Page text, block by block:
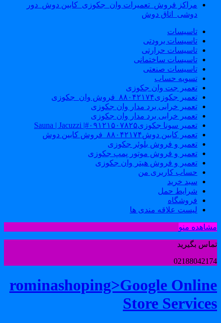
مراکز فروش_تعمیرات وان_جکوزی_کابین دوش_دور
دوشی_اتاق دوش
تاسیسات
تاسیسات برودتی
تاسیسات حرارتی
تاسیسات ساختمانی
تاسیسات صنعتی
تسویه حساب
تعمیر جت وان جکوزی
تعمیر جکوزی۸۸۰۴۲۱۷۴_فروش وان_جکوزی
تعمیر خرابی برد مدار وان جکوزی
تعمیر خرابی برد مدار وان جکوزی
تعمیر سونا جکوزی۰۹۱۲۱۵۰۷۸۲۵#| Sauna | Jacuzzi
تعمیر کابین دوش۸۸۰۴۲۱۷۴_فروش کابین دوش
تعمیر و فروش بلوئر جکوزی
تعمیر و فروش موتور پمپ جکوزی
تعمیر و فروش هیتر وان جکوزی
حساب کاربری من
سبد خرید
شرایط حمل
فروشگاه
لیست علاقه مندی ها
منو
بگیرید
rominashoping>Google
Store